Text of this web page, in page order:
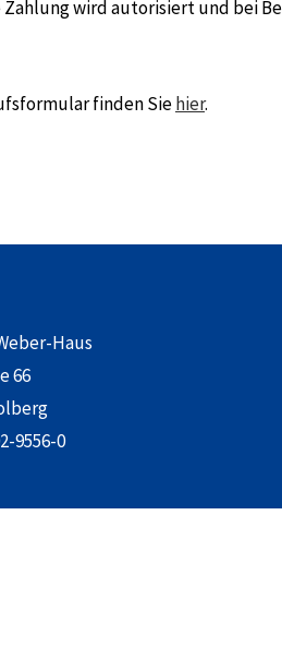
Zahlung wird autorisiert und bei
finden Siehier.
Haus
66
9556-0